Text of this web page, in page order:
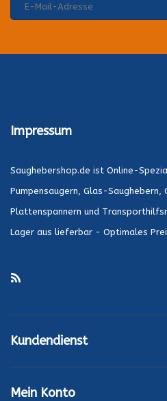
Impressum
Saughebershop.de ist Online-
Pumpensaugern, Glas-
Plattenspannern und
Lager aus lieferbar - Optimales
Kundendienst
Mein Konto